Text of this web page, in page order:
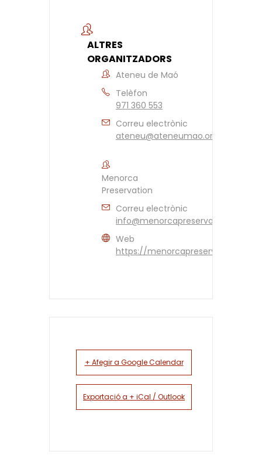
ALTRES
ORGANITZADORS
Ateneu de Maó
Telèfon
971 360 553
Correu electrònic
ateneu@ateneumao.org
Menorca
Preservation
Correu electrònic
info@menorcapreservation.org
Web
https://menorcapreservation.org/
+ Afegir a Google Calendar
Exportació a + iCal / Outlook